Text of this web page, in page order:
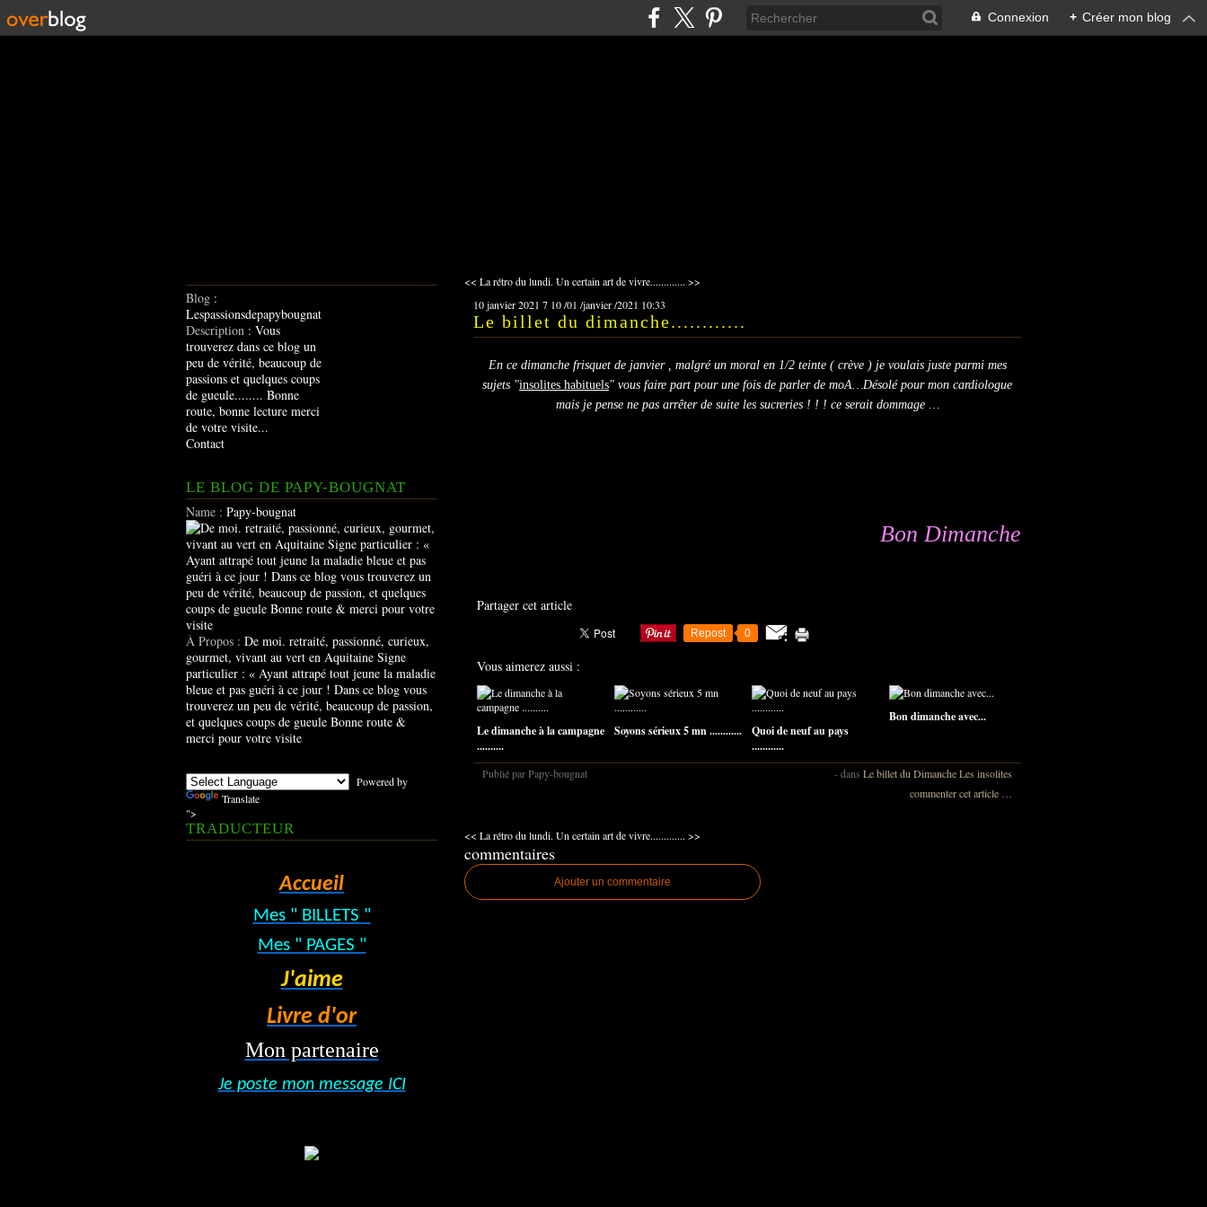
Connexion + Créer mon blog
Blog :
Lespassionsdepapybougnat
Description : Vous
trouverez dans ce blog un
peu de vérité, beaucoup de
passions et quelques coups
de gueule........ Bonne
route, bonne lecture merci
de votre visite...
Contact
LE BLOG DE PAPY-BOUGNAT
Name : Papy-bougnat
À Propos : De moi. retraité, passionné, curieux,
gourmet, vivant au vert en Aquitaine Signe
particulier : « Ayant attrapé tout jeune la maladie
bleue et pas guéri à ce jour ! Dans ce blog vous
trouverez un peu de vérité, beaucoup de passion,
et quelques coups de gueule Bonne route &
merci pour votre visite
Powered by
Translate
">
TRADUCTEUR
Accueil
Mes " BILLETS "
Mes " PAGES "
J'aime
Livre d'or
Mon partenaire
Je poste mon message ICI
<< La rétro du lundi. Un certain art de vivre............. >>
10 janvier 2021 7 10/01 /janvier/2021 10:33
Le billet du dimanche............
En ce dimanche frisquet de janvier , malgré un moral en 1/2 teinte ( crève ) je voulais juste parmi mes
sujets "insolites habituels" vous faire part pour une fois de parler de moA…Désolé pour mon cardiologue
mais je pense ne pas arrêter de suite les sucreries ! ! ! ce serait dommage …
Bon Dimanche
Partager cet article
Repost 0
Vous aimerez aussi :
Le dimanche à la campagne
..........
Soyons sérieux 5 mn ............
Quoi de neuf au pays
............
Bon dimanche avec...
Publié par Papy-bougnat -dans Le billet du DimancheLes insolites
commenter cet article
<< La rétro du lundi. Un certain art de vivre............. >>
commentaires
Ajouter un commentaire